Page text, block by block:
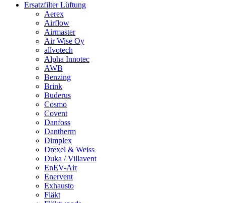
Ersatzfilter Lüftung
Aerex
Airflow
Airmaster
Air Wise Oy
allvotech
Alpha Innotec
AWB
Benzing
Brink
Buderus
Cosmo
Covent
Danfoss
Dantherm
Dimplex
Drexel & Weiss
Duka / Villavent
EnEV-Air
Enervent
Exhausto
Fläkt